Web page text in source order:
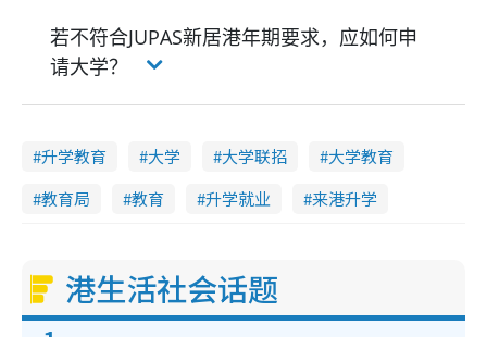
若不符合JUPAS新居港年期要求，应如何申
请大学？
升学教育 大学 大学联招
大学教育
教育局
教育 升学就业 来港升学
港生活社会话题